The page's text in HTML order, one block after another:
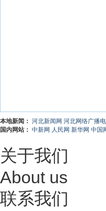
本地新闻： 河北新闻网 河北网络广播
国内网站： 中新网 人民网 新华网 中国
关于我们
About us
联系我们